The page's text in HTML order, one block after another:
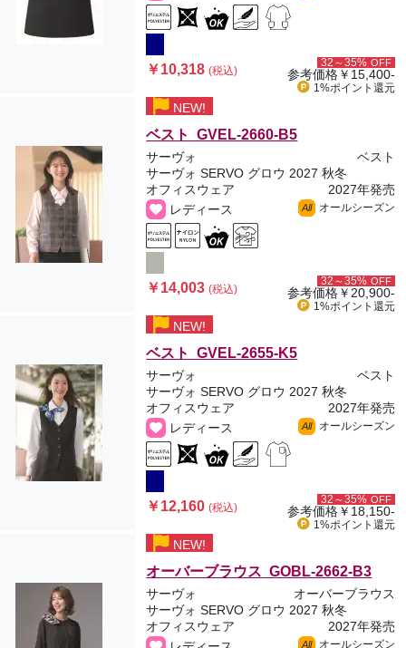
￥10,318(税込)
32～35% OFF
参考価格￥15,400-
1%ポイント 還元
NEW!
ベスト GVEL-2660-B5
サーヴォ
ベスト
サーヴォ SERVO グロウ 2027 秋冬
オフィスウェア
2027年発売
レディース
All オールシーズン
￥14,003(税込)
32～35% OFF
参考価格￥20,900-
1%ポイント 還元
NEW!
ベスト GVEL-2655-K5
サーヴォ
ベスト
サーヴォ SERVO グロウ 2027 秋冬
オフィスウェア
2027年発売
レディース
All オールシーズン
￥12,160(税込)
32～35% OFF
参考価格￥18,150-
1%ポイント 還元
NEW!
オーバーブラウス GOBL-2662-B3
サーヴォ
オーバーブラウス
サーヴォ SERVO グロウ 2027 秋冬
オフィスウェア
2027年発売
All オールシーズン